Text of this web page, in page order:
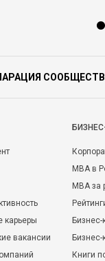
карьеры
вакансии
MBA в
MBA
Бизнес-
Книги